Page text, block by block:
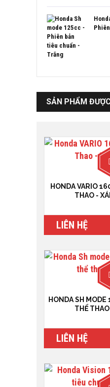
SẢN PHẨM
HONDA VARIO
THAO -
LIÊN HỆ
HONDA SH MODE
THỂ
LIÊN HỆ